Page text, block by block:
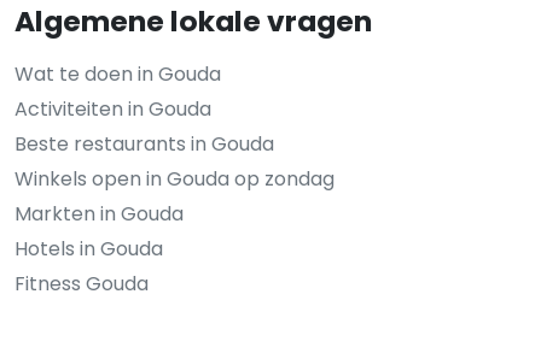
Algemene lokale vragen
Wat te doen in Gouda
Activiteiten in Gouda
Beste restaurants in Gouda
Winkels open in Gouda op zondag
Markten in Gouda
Hotels in Gouda
Fitness Gouda